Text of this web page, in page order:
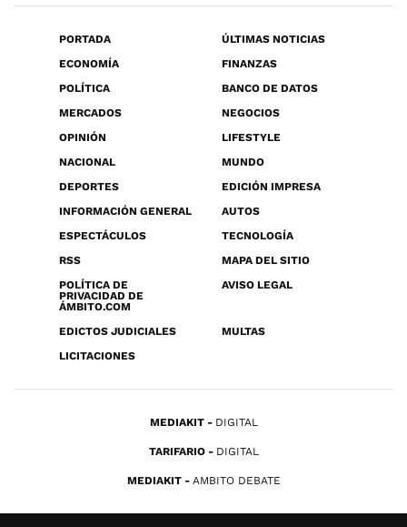
PORTADA
ÚLTIMAS NOTICIAS
ECONOMÍA
FINANZAS
POLÍTICA
BANCO DE DATOS
MERCADOS
NEGOCIOS
OPINIÓN
LIFESTYLE
NACIONAL
MUNDO
DEPORTES
EDICIÓN IMPRESA
INFORMACIÓN GENERAL
AUTOS
ESPECTÁCULOS
TECNOLOGÍA
RSS
MAPA DEL SITIO
POLÍTICA DE
PRIVACIDAD DE
ÁMBITO.COM
AVISO LEGAL
EDICTOS JUDICIALES
MULTAS
LICITACIONES
MEDIAKIT DIGITAL
TARIFARIO DIGITAL
MEDIAKIT AMBITO DEBATE